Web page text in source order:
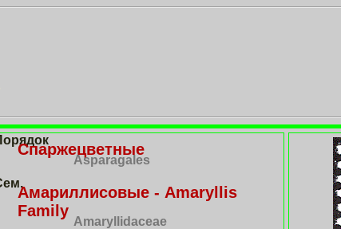
Спаржецветные
Asparagales
Амариллисовые - Amaryllis
Family
Amaryllidaceae